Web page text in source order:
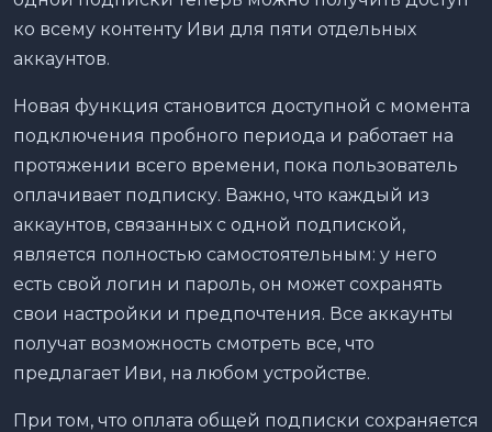
ко всему контенту Иви для пяти отдельных
аккаунтов.
Новая функция становится доступной с момента
подключения пробного периода и работает на
протяжении всего времени, пока пользователь
оплачивает подписку. Важно, что каждый из
аккаунтов, связанных с одной подпиской,
является полностью самостоятельным: у него
есть свой логин и пароль, он может сохранять
свои настройки и предпочтения. Все аккаунты
получат возможность смотреть все, что
предлагает Иви, на любом устройстве.
При том, что оплата общей подписки сохраняется